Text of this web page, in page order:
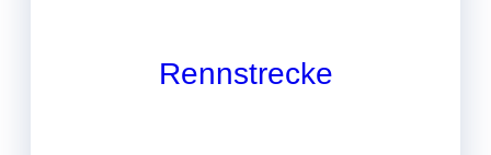
Rennstrecke